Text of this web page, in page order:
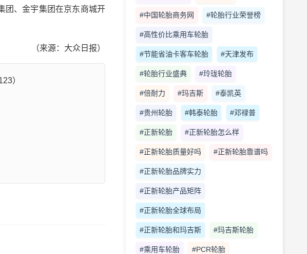
团、金宇集团在京东商城开
（来源：大众日报）
）
#中国轮胎商务网 #轮胎行业荣誉榜
#高性价比乘用车轮胎
#节能省油卡客车轮胎 #天津发布
#轮胎行业盛典 #玲珑轮胎
#倍耐力 #玛吉斯 #泰凯英
#贵州轮胎 #韩泰轮胎 #邓禄普
#正新轮胎 #正新轮胎怎么样
#正新轮胎质量好吗 #正新轮胎靠谱吗
#正新轮胎品牌实力
#正新轮胎产品矩阵
#正新轮胎全球布局
#正新轮胎和玛吉斯 #玛吉斯轮胎
#乘用车轮胎 #PCR轮胎